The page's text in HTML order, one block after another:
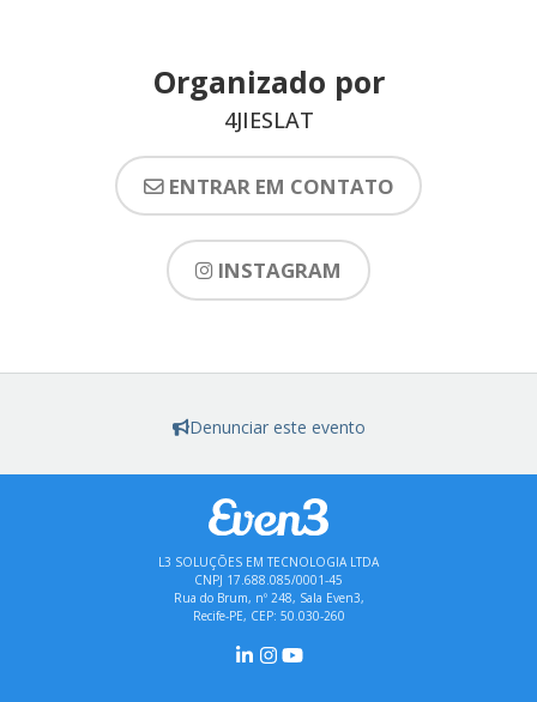
Organizado por
4JIESLAT
ENTRAR EM CONTATO
INSTAGRAM
Denunciar este evento
L3 SOLUÇÕES EM TECNOLOGIA LTDA
CNPJ 17.688.085/0001-45
Rua do Brum, nº 248, Sala Even3,
Recife-PE, CEP: 50.030-260